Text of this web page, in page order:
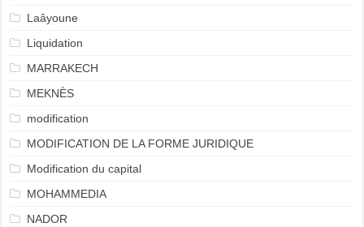
Laâyoune
Liquidation
MARRAKECH
MEKNÈS
modification
MODIFICATION DE LA FORME JURIDIQUE
Modification du capital
MOHAMMEDIA
NADOR